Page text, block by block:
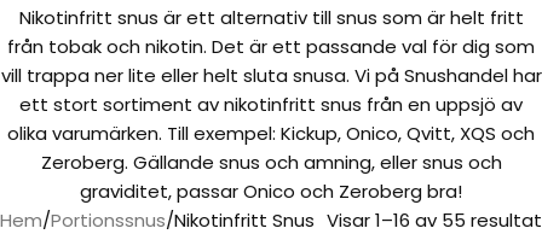
Nikotinfritt snus är ett alternativ till snus som är helt fritt
från tobak och nikotin. Det är ett passande val för dig som
vill trappa ner lite eller helt sluta snusa. Vi på Snushandel har
ett stort sortiment av nikotinfritt snus från en uppsjö av
olika varumärken. Till exempel: Kickup, Onico, Qvitt, XQS och
Zeroberg. Gällande snus och amning, eller snus och
graviditet, passar Onico och Zeroberg bra!
Hem Portionssnus Nikotinfritt Snus Visar 1–16 av 55 resultat